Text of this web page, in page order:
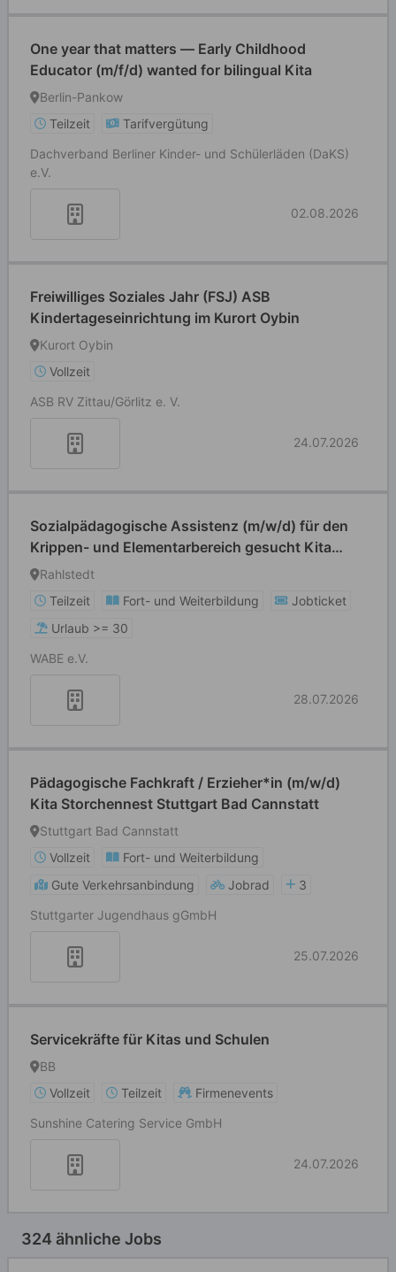
One year that matters — Early Childhood
Educator (m/f/d) wanted for bilingual Kita
Berlin-Pankow
Teilzeit
Tarifvergütung
Dachverband Berliner Kinder- und Schülerläden (DaKS)
e.V.
02.08.2026
Freiwilliges Soziales Jahr (FSJ) ASB
Kindertageseinrichtung im Kurort Oybin
Kurort Oybin
Vollzeit
ASB RV Zittau/Görlitz e. V.
24.07.2026
Sozialpädagogische Assistenz (m/w/d) für den
Krippen- und Elementarbereich gesucht Kita
Rahlstedter Weg
Rahlstedt
Teilzeit
Fort- und Weiterbildung
Jobticket
Urlaub >= 30
WABE e.V.
28.07.2026
Pädagogische Fachkraft / Erzieher*in (m/w/d)
Kita Storchennest Stuttgart Bad Cannstatt
Stuttgart Bad Cannstatt
Vollzeit
Fort- und Weiterbildung
Gute Verkehrsanbindung
Jobrad
3
Stuttgarter Jugendhaus gGmbH
25.07.2026
Servicekräfte für Kitas und Schulen
BB
Vollzeit
Teilzeit
Firmenevents
Sunshine Catering Service GmbH
24.07.2026
324 ähnliche Jobs